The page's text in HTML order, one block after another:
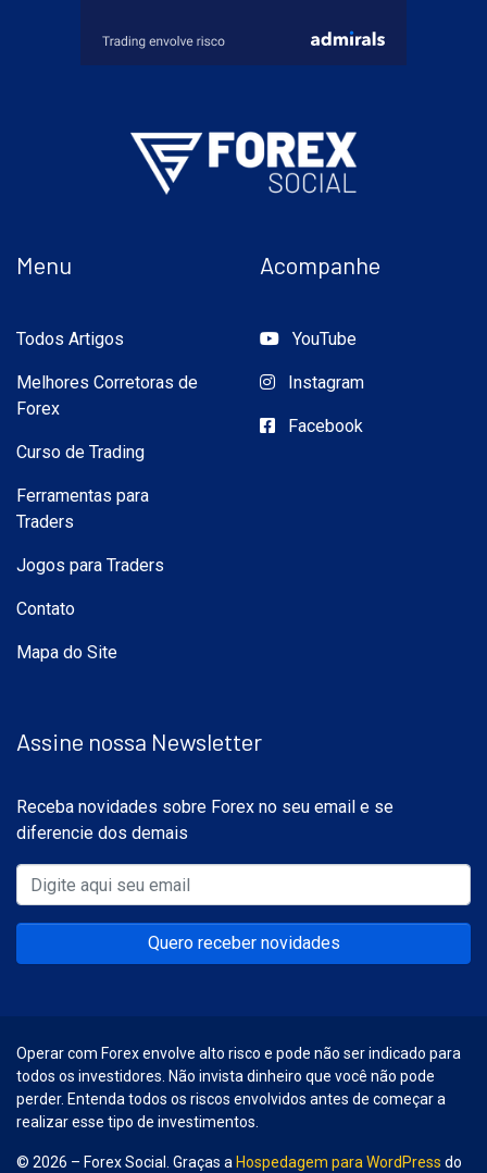
Menu
Todos Artigos
Melhores Corretoras de
Forex
Curso de Trading
Ferramentas para
Traders
Jogos para Traders
Contato
Mapa do Site
Acompanhe
YouTube
Instagram
Facebook
Assine nossa Newsletter
Receba novidades sobre Forex no seu email e se
diferencie dos demais
Quero receber novidades
Operar com Forex envolve alto risco e pode não ser indicado para
todos os investidores. Não invista dinheiro que você não pode
perder. Entenda todos os riscos envolvidos antes de começar a
realizar esse tipo de investimentos.
© 2026 – Forex Social. Graças a Hospedagem para WordPress do